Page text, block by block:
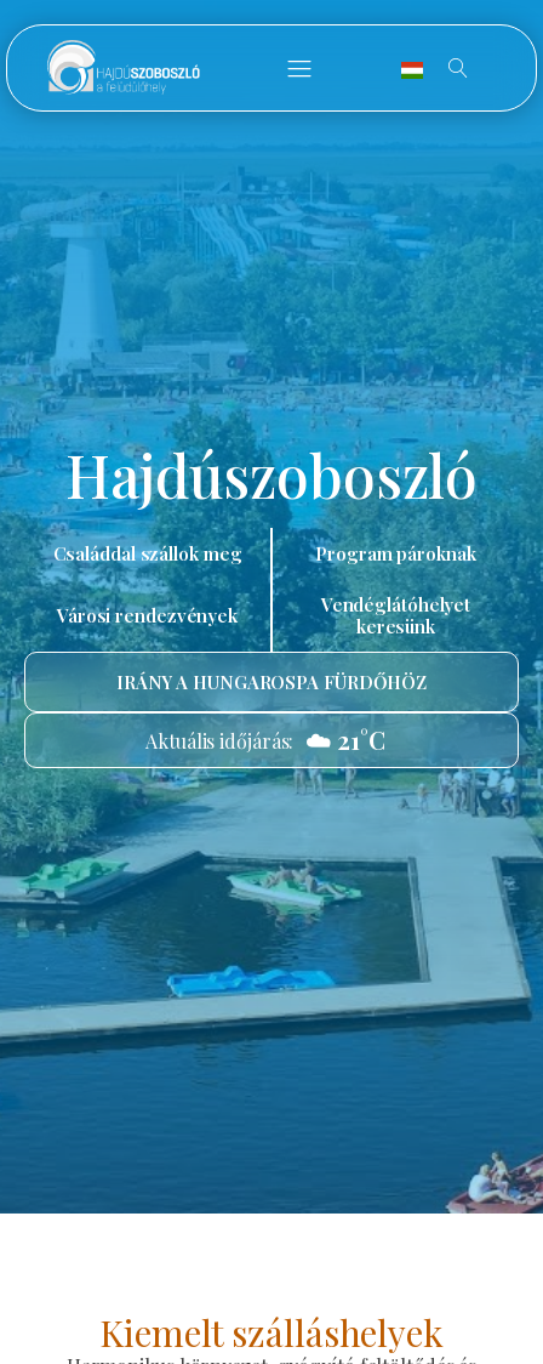
Hajdúszoboszló
Családdal szállok meg Program pároknak
Városi rendezvények
Vendéglátóhelyet
keresünk
IRÁNY A HUNGAROSPA FÜRDŐHÖZ
Aktuális időjárás: ☁️ 21°C
Kiemelt szálláshelyek